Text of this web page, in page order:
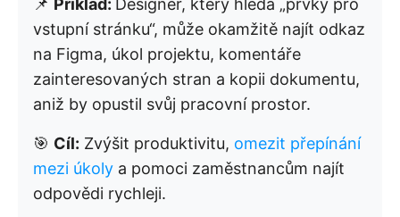
📌 Příklad: Designér, který hledá „prvky pro
vstupní stránku“, může okamžitě najít odkaz
na Figma, úkol projektu, komentáře
zainteresovaných stran a kopii dokumentu,
aniž by opustil svůj pracovní prostor.
🎯 Cíl: Zvýšit produktivitu, omezit přepínání
mezi úkoly a pomoci zaměstnancům najít
odpovědi rychleji.